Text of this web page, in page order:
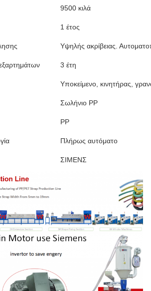
9500 κιλά
1 έτος
Υψηλής ακρίβειας.
3 έτη
Υποκείμενο, κινητήρας,
Σωλήνιο PP
PP
Πλήρως αυτόματο
ΣΙΜΕΝΣ